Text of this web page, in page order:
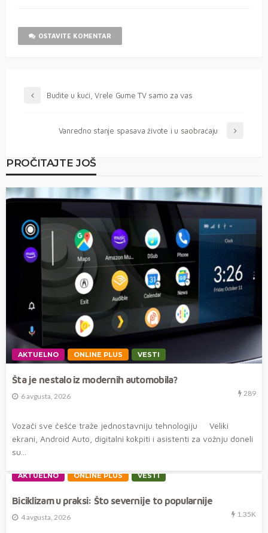
OSTAVITE KOMENTAR
Budite u kući, Vrele Gume TV samo za vas
Vanredno stanje spasava živote i u saobraćaju
PROČITAJTE JOŠ
AKTUELNO ONLINE PLUS VESTI
Šta je nestalo iz modernih automobila?
6 avgusta, 2026 289
Vozači sve češće traže jednostavniju tehnologiju Veliki
ekrani, Android Auto, digitalni kokpiti i asistenti za vožnju doneli
su...
AKTUELNO ONLINE PLUS VESTI
Biciklizam u praksi: Što severnije to popularnije
4 avgusta, 2026 1.35K